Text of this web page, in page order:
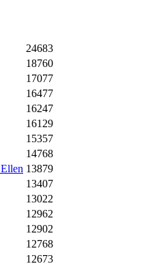
24683
18760
17077
16477
16247
16129
15357
14768
13879
13407
13022
12962
12902
12768
12673